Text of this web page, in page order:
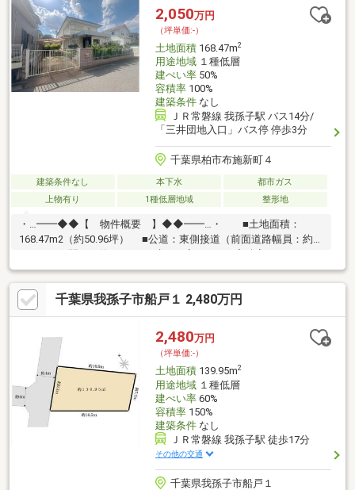
分計算で机上測定されております。
2,050万円
（坪単価:-）
土地面積168.47m2
用途地域１種低層
建ぺい率50%
容積率100%
建築条件なし
ＪＲ常磐線 我孫子駅 バス14分/
「三井団地入口」バス停 停歩3分
千葉県柏市布施新町４
建築条件なし 本下水
都市ガス
上物有り
1種低層地域 整形地
・…━━◆◆【 物件概要 】◆◆━━…・ ■土地面積：
168.47m2（約50.96坪） ■公道：東側接道（前面道路幅員：約
第一種低層住居専用地域 ■建築条件無し（ご希望のハウスメー
カーにて建物を建てられます。） ■更地でのお引渡し ■JR常磐
線「我孫子駅」よりバス約14分 バス停「三井団地入口」停歩約
3分注意：駅からの距離、施設からの距離は、社内システムを参照
して入力しております。実際の体感距離は必ずお客様ご自身でも
お確かめ頂きたく願います。80mにつき1分計算で机上測定されて
おります。
千葉県我孫子市船戸１ 2,480万円
2,480万円
（坪単価:-）
土地面積139.95m2
用途地域１種低層
建ぺい率60%
容積率150%
建築条件なし
ＪＲ常磐線 我孫子駅 徒歩17分
その他の交通
千葉県我孫子市船戸１